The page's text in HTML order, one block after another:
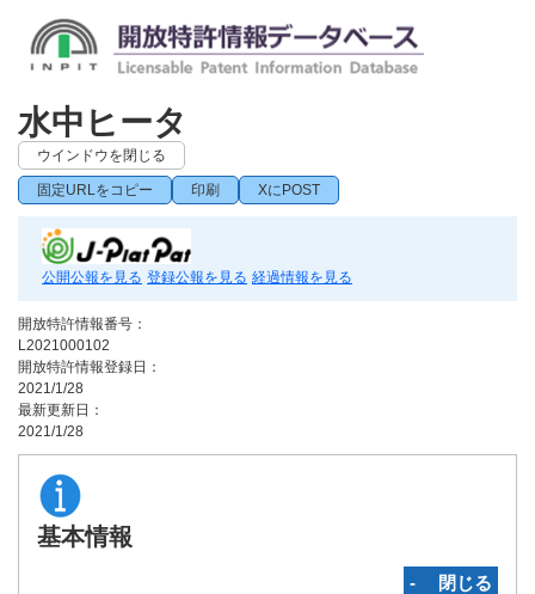
水中ヒータ
ウインドウを閉じる
固定URLをコピー 印刷 XにPOST
公開公報を見る 登録公報を見る 経過情報を見る
開放特許情報番号：
L2021000102
開放特許情報登録日：
2021/1/28
最新更新日：
2021/1/28
基本情報
‐ 閉じる